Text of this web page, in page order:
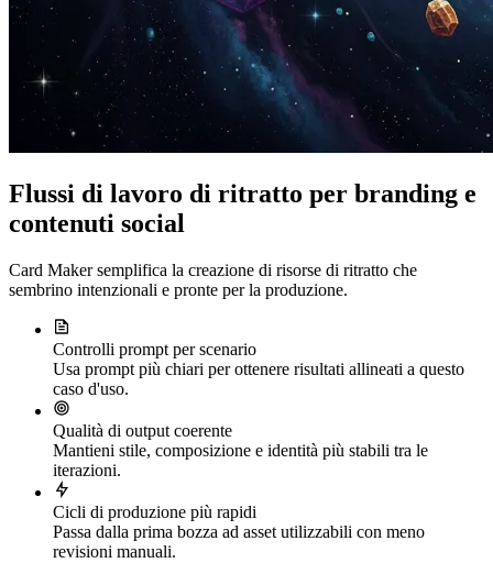
Flussi di lavoro di ritratto per branding e
contenuti social
Card Maker semplifica la creazione di risorse di ritratto che
sembrino intenzionali e pronte per la produzione.
Controlli prompt per scenario
Usa prompt più chiari per ottenere risultati allineati a questo
caso d'uso.
Qualità di output coerente
Mantieni stile, composizione e identità più stabili tra le
iterazioni.
Cicli di produzione più rapidi
Passa dalla prima bozza ad asset utilizzabili con meno
revisioni manuali.